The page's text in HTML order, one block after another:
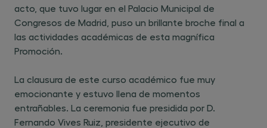
acto, que tuvo lugar en el Palacio Municipal de
Congresos de Madrid, puso un brillante broche final a
las actividades académicas de esta magnífica
Promoción.
La clausura de este curso académico fue muy
emocionante y estuvo llena de momentos
entrañables. La ceremonia fue presidida por D.
Fernando Vives Ruiz, presidente ejecutivo de